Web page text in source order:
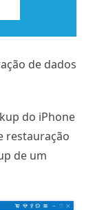
de dados
do iPhone
restauração
de um